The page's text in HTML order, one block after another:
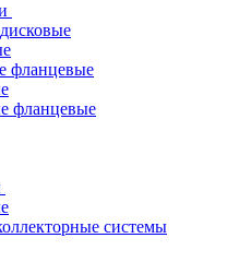
фланцевые
фланцевые
системы